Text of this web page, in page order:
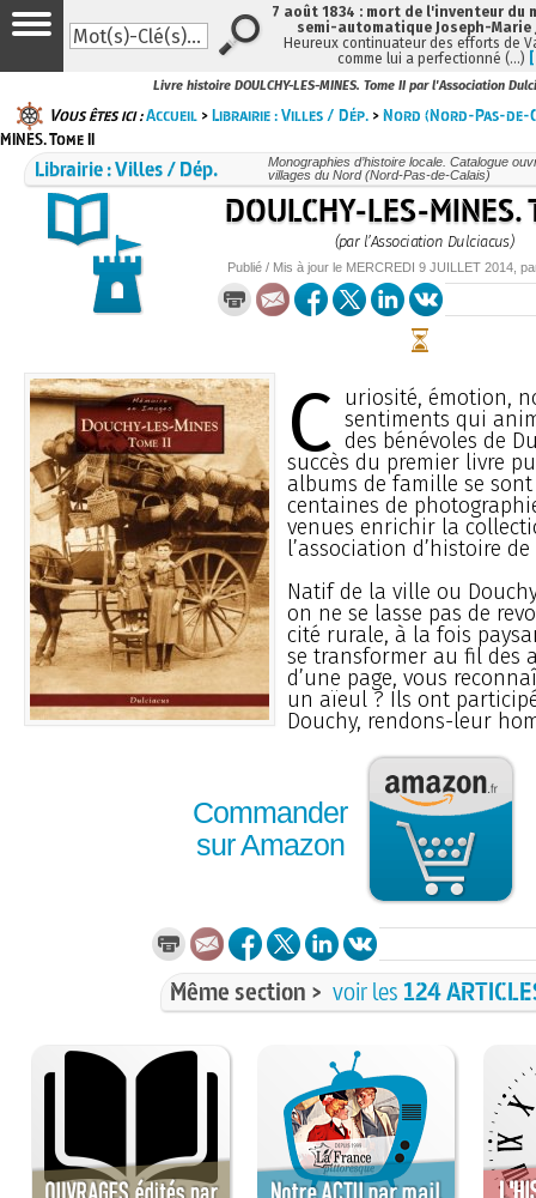
Livre histoire DOULCHY-LES-MINES. Tome II par l'Association
Vous êtes ici :Accueil >Librairie : Villes / Dép. >Nord (Nord-Pas-de-
MINES. Tome II
Librairie : Villes / Dép.
Monographies d’histoire locale. Catalogue
villages du Nord (Nord-Pas-de-Calais)
DOULCHY-LES-MINES.
(par l’Association Dulciacus)
Publié / Mis à jour le MERCREDI 9 JUILLET 2014 ,
C uriosité, émotion,
sentiments qui
des bénévoles de
succès du premier livre
albums de famille se
centaines de
venues enrichir la
l’association d’histoire de
Natif de la ville ou
on ne se lasse pas de
cité rurale, à la fois
se transformer au fil des
d’une page, vous
un aïeul ? Ils ont
Douchy, rendons-leur
Commander
sur Amazon
Même section > voir les 124
7 août 1834 : mort de l'inventeur du
semi-automatique Joseph-Marie
Heureux continuateur des efforts de
comme lui a perfectionné (…)